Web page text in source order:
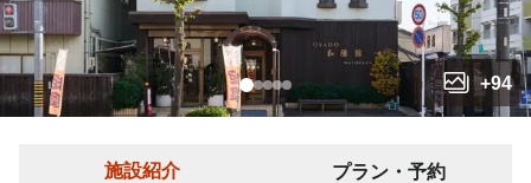
+94
施設紹介 プラン・予約